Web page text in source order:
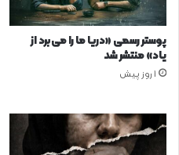
پوستر رسمی «دریا ما را می‌برد از
یاد» منتشر شد
1 روز پیش